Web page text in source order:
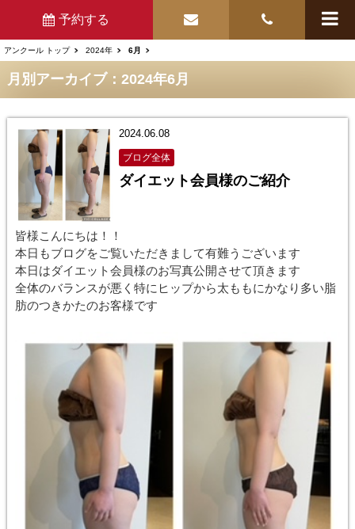
予約する
アンクール トップ 2024年 6月
月別アーカイブ：2024年6月
2024.06.08
ブログ全体
ダイエット会員様のご紹介
皆様こんにちは！！
本日もブログをご覧いただきまして有難うございます
本日はダイエット会員様のお写真公開させて頂きます
全体のバランスが悪く特にヒップから太ももにかなり多い脂
肪のつきかたのお客様です